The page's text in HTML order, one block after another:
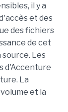
il y a
et des
des fichiers
de cet
Les
d'Accenture
La
et la